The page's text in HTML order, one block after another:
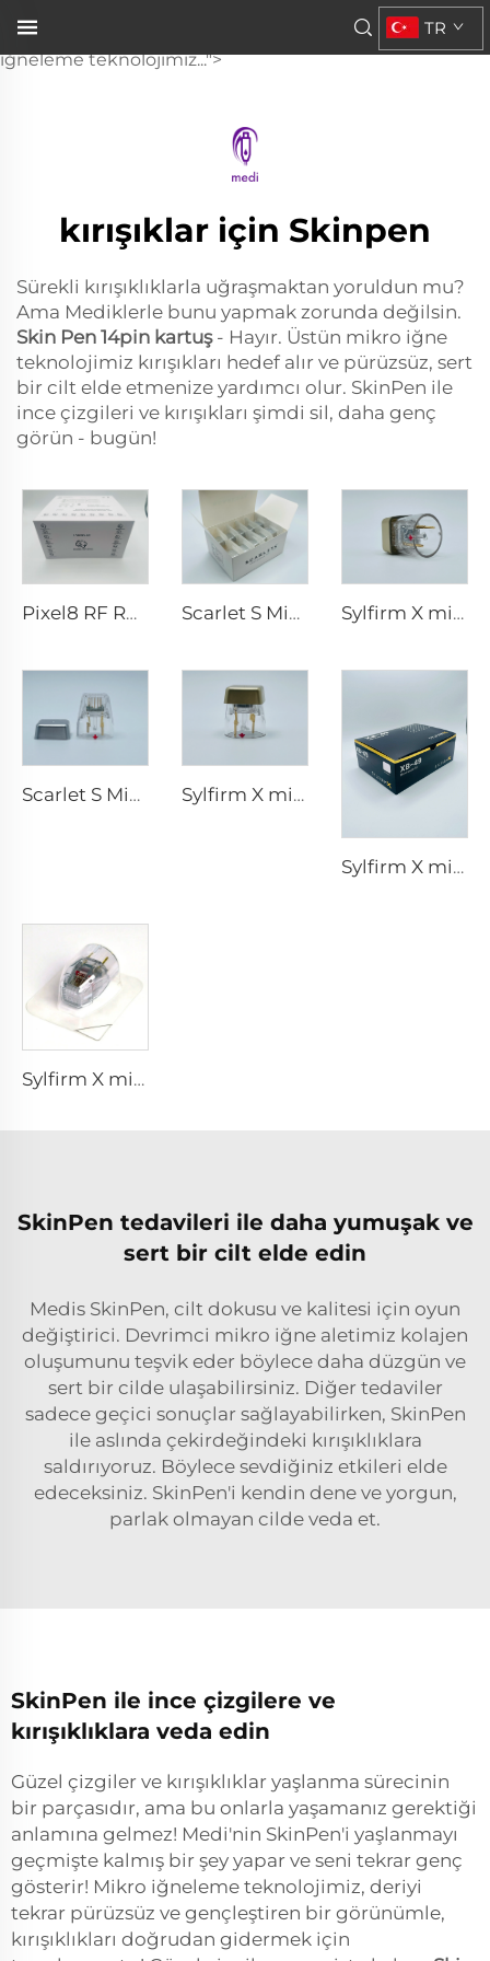
ile artık öyle olmak zorunda değilsiniz. Üstün mikro-
iğneleme teknolojimiz...">
TR
kırışıklar için Skinpen
Sürekli kırışıklıklarla uğraşmaktan yoruldun mu?
Ama Mediklerle bunu yapmak zorunda değilsin.
Skin Pen 14pin kartuş - Hayır. Üstün mikro iğne
teknolojimiz kırışıkları hedef alır ve pürüzsüz, sert
bir cilt elde etmenize yardımcı olur. SkinPen ile
ince çizgileri ve kırışıkları şimdi sil, daha genç
görün - bugün!
Pixel8 RF Rohrer Estetik 25 49 64 uçları Scarlet S Mikroiğneleme rf Bi-polar Elektrotlar Tüketilebilir uç 25pin Sylfirm X mikroiğneleme rf uçları X-25
Scarlet S Mikroiğneleme rf Bi-polar Elektrotlar Tüketilebilir uç 25pin Sylfirm X mikroiğneleme rf cilt bakımı sylfirm X uçları X-25
Sylfirm X mikroiğneleme rf cilt bakımı sylfirm X uçları XB-49
Sylfirm X mikroiğneleme rf ucu sylfirm x XE-25 kartuşu Viol'dan
SkinPen tedavileri ile daha yumuşak ve
sert bir cilt elde edin
Medis SkinPen, cilt dokusu ve kalitesi için oyun
değiştirici. Devrimci mikro iğne aletimiz kolajen
oluşumunu teşvik eder böylece daha düzgün ve
sert bir cilde ulaşabilirsiniz. Diğer tedaviler
sadece geçici sonuçlar sağlayabilirken, SkinPen
ile aslında çekirdeğindeki kırışıklıklara
saldırıyoruz. Böylece sevdiğiniz etkileri elde
edeceksiniz. SkinPen'i kendin dene ve yorgun,
parlak olmayan cilde veda et.
SkinPen ile ince çizgilere ve
kırışıklıklara veda edin
Güzel çizgiler ve kırışıklıklar yaşlanma sürecinin
bir parçasıdır, ama bu onlarla yaşamanız gerektiği
anlamına gelmez! Medi'nin SkinPen'i yaşlanmayı
geçmişte kalmış bir şey yapar ve seni tekrar genç
gösterir! Mikro iğneleme teknolojimiz, deriyi
tekrar pürüzsüz ve gençleştiren bir görünümle,
kırışıklıkları doğrudan gidermek için